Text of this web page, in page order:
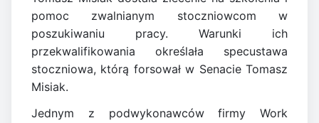
pomoc zwalnianym stoczniowcom w
poszukiwaniu pracy. Warunki ich
przekwalifikowania określała specustawa
stoczniowa, którą forsował w Senacie Tomasz
Misiak.
Jednym z podwykonawców firmy Work